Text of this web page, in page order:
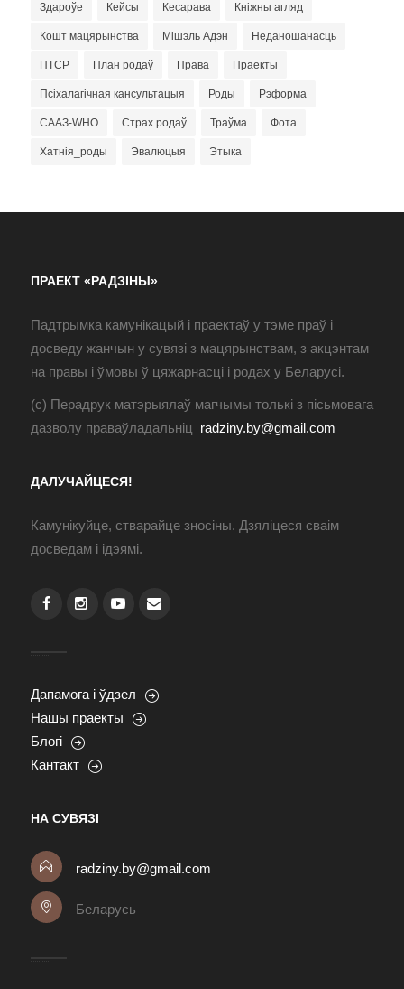
Здароўе Кейсы Кесарава Кніжны агляд
Кошт мацярынства Мішэль Адэн Неданошанасць
ПТСР План родаў Права Праекты
Псіхалагічная кансультацыя Роды Рэформа
СААЗ-WHO Страх родаў Траўма Фота
Хатнія_роды Эвалюцыя Этыка
ПРАЕКТ «РАДЗІНЫ»
Падтрымка камунікацый і праектаў у тэме праў і
досведу жанчын у сувязі з мацярынствам, з акцэнтам
на правы і ўмовы ў цяжарнасці і родах у Беларусі.
(с) Перадрук матэрыялаў магчымы толькі з пісьмовага
дазволу праваўладальніц radziny.by@gmail.com
ДАЛУЧАЙЦЕСЯ!
Камунікуйце, стварайце зносіны. Дзяліцеся сваім
досведам і ідэямі.
Дапамога і ўдзел
Нашы праекты
Блогі
Кантакт
НА СУВЯЗІ
radziny.by@gmail.com
Беларусь